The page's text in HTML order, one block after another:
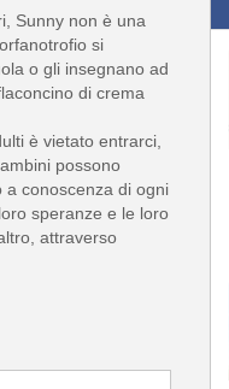
Sunny non è una
si
o gli insegnano ad
di crema
è vietato entrarci,
possono
a conoscenza di ogni
speranze e le loro
attraverso